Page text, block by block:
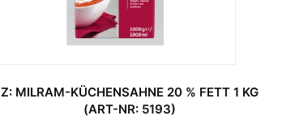
Z: MILRAM-KÜCHENSAHNE 20 % FETT 1 KG
(ART-NR: 5193)